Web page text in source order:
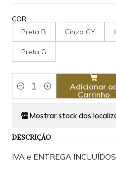
COR
Preta B Cinza GY
Preta G
Quantidade
Adicionar
Carrinho
Mostrar stock das
DESCRIÇÃO
IVA e ENTREGA INCLUÍDOS